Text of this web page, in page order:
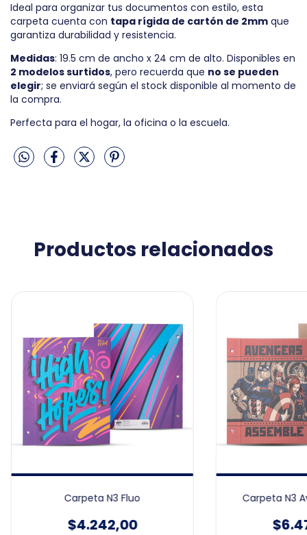
Ideal para organizar tus documentos con estilo, esta
carpeta cuenta con tapa rígida de cartón de 2mm que
garantiza durabilidad y resistencia.
Medidas: 19.5 cm de ancho x 24 cm de alto. Disponibles en
2 modelos surtidos, pero recuerda que no se pueden
elegir; se enviará según el stock disponible al momento de
la compra.
Perfecta para el hogar, la oficina o la escuela.
Productos relacionados
Carpeta N3 Fluo
$4.242,00
Carpeta N3